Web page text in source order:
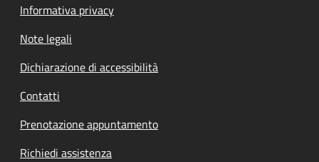
Informativa privacy
Note legali
Dichiarazione di accessibilità
Contatti
Prenotazione appuntamento
Richiedi assistenza